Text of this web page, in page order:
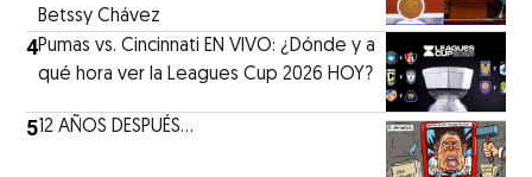
Betssy Chávez
4Pumas vs. Cincinnati EN VIVO: ¿Dónde y a
qué hora ver la Leagues Cup 2026 HOY?
5 12 AÑOS DESPUÉS...